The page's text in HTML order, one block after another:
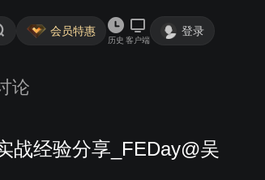
会员特惠
历史 客户端
登录
论
战经验分享_FEDay@吴